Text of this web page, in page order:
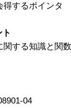
得するポインタ
関する知識と関数
04